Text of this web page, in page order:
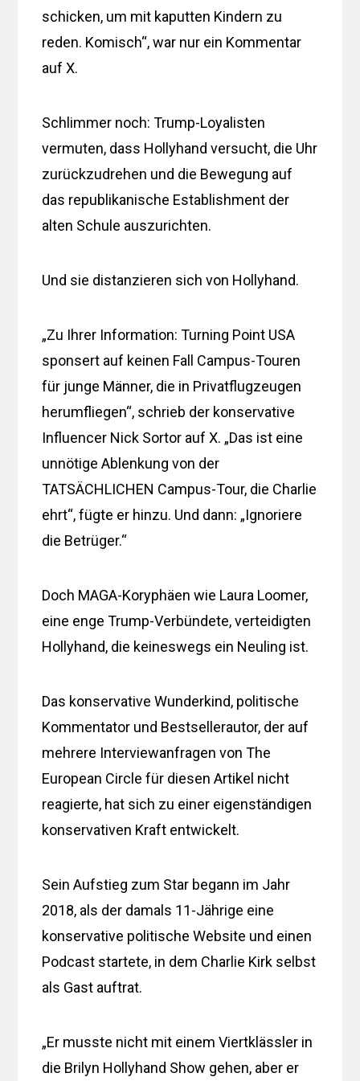
schicken, um mit kaputten Kindern zu
reden. Komisch“, war nur ein Kommentar
auf X.
Schlimmer noch: Trump-Loyalisten
vermuten, dass Hollyhand versucht, die Uhr
zurückzudrehen und die Bewegung auf
das republikanische Establishment der
alten Schule auszurichten.
Und sie distanzieren sich von Hollyhand.
„Zu Ihrer Information: Turning Point USA
sponsert auf keinen Fall Campus-Touren
für junge Männer, die in Privatflugzeugen
herumfliegen“, schrieb der konservative
Influencer Nick Sortor auf X. „Das ist eine
unnötige Ablenkung von der
TATSÄCHLICHEN Campus-Tour, die Charlie
ehrt“, fügte er hinzu. Und dann: „Ignoriere
die Betrüger.“
Doch MAGA-Koryphäen wie Laura Loomer,
eine enge Trump-Verbündete, verteidigten
Hollyhand, die keineswegs ein Neuling ist.
Das konservative Wunderkind, politische
Kommentator und Bestsellerautor, der auf
mehrere Interviewanfragen von The
European Circle für diesen Artikel nicht
reagierte, hat sich zu einer eigenständigen
konservativen Kraft entwickelt.
Sein Aufstieg zum Star begann im Jahr
2018, als der damals 11-Jährige eine
konservative politische Website und einen
Podcast startete, in dem Charlie Kirk selbst
als Gast auftrat.
„Er musste nicht mit einem Viertklässler in
die Brilyn Hollyhand Show gehen, aber er